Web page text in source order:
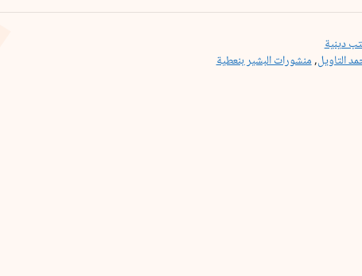
دينية
التاويل,منشورات البشير بنعطية